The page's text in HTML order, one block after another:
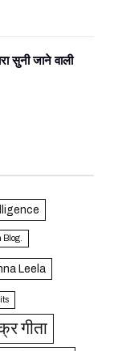
सुनी जाने वाली
Blog.
Leela
गीता